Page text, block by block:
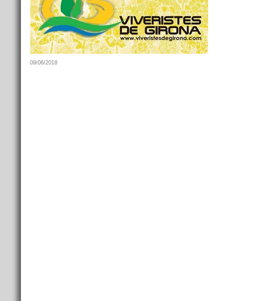
09/06/2018